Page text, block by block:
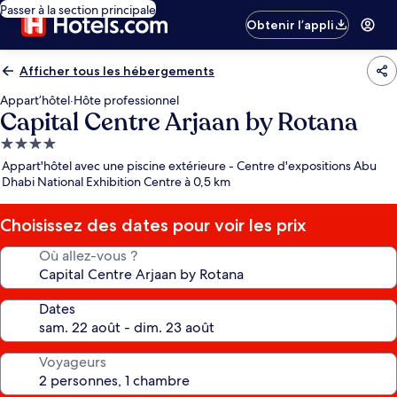
Passer à la section principale
Obtenir l’appli
Afficher tous les hébergements
Appart’hôtel·Hôte professionnel
Capital Centre Arjaan by Rotana
Hébergement
4.0 étoiles
Appart'hôtel avec une piscine extérieure - Centre d'expositions Abu
Dhabi National Exhibition Centre à 0,5 km
Choisissez des dates pour voir les prix
Où allez-vous ?
Dates
Voyageurs